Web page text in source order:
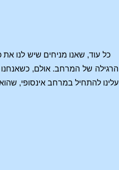
כל עוד, שאנו מניחים שיש לנו
הרגילה של המרחב. אולם,
עלינו להתחיל במרחב אינסופי,